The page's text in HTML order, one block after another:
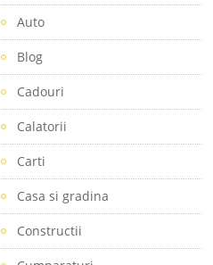
Auto
Blog
Cadouri
Calatorii
Carti
Casa si gradina
Constructii